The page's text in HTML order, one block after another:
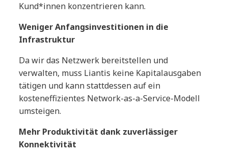
Kund*innen konzentrieren kann.
Weniger Anfangsinvestitionen in die
Infrastruktur
Da wir das Netzwerk bereitstellen und
verwalten, muss Liantis keine Kapitalausgaben
tätigen und kann stattdessen auf ein
kosteneffizientes Network-as-a-Service-Modell
umsteigen.
Mehr Produktivität dank zuverlässiger
Konnektivität